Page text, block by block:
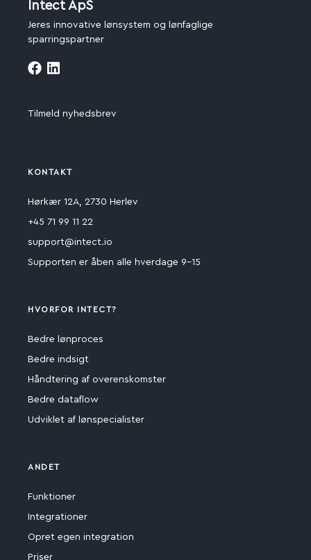
Intect ApS
Jeres innovative lønsystem og lønfaglige
sparringspartner
Tilmeld nyhedsbrev
KONTAKT
Hørkær 12A, 2730 Herlev
+45 71 99 11 22
support@intect.io
Supporten er åben alle hverdage 9-15
HVORFOR INTECT?
Bedre lønproces
Bedre indsigt
Håndtering af overenskomster
Bedre dataflow
Udviklet af lønspecialister
ANDET
Funktioner
Integrationer
Opret egen integration
Priser